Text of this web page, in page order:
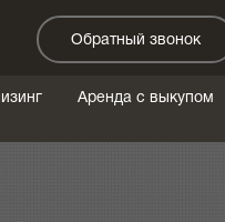
Обратный звонок
Аренда с выкупом